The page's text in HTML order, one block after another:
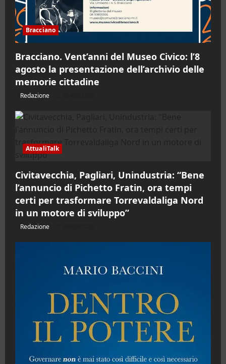
Bracciano
Bracciano. Vent’anni del Museo Civico: l’8
agosto la presentazione dell’archivio delle
memorie cittadine
Redazione
AttualiTalk
Civitavecchia, Pagliari, Unindustria: “Bene
l’annuncio di Pichetto Fratin, ora tempi
certi per trasformare Torrevaldaliga Nord
in un motore di sviluppo”
Redazione